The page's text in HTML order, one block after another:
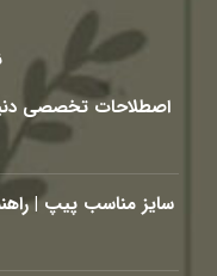
اصطلاحات تخصصی
سایز مناسب پیپ |